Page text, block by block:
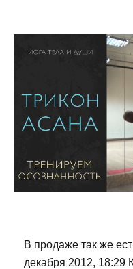
В продаже так же
декабря 2012, 18:29